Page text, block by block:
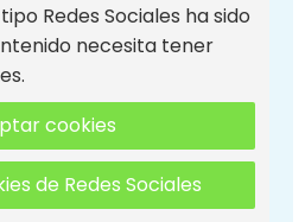
Redes Sociales ha sido
necesita tener
cookies
de Redes Sociales